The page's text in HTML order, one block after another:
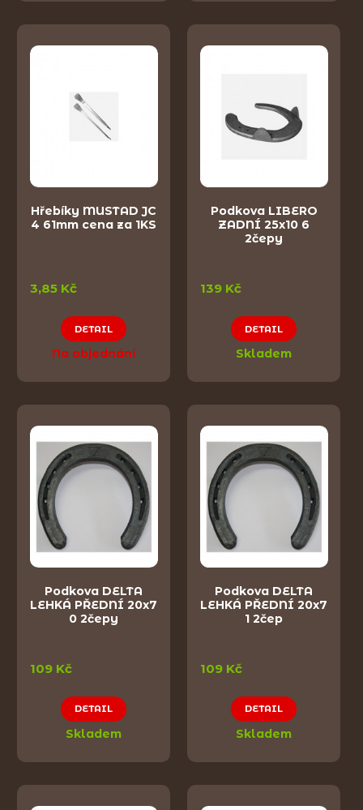
Hřebíky MUSTAD JC
4 61mm cena za 1KS
3,85 Kč
DETAIL
Na objednání
Podkova LIBERO
ZADNÍ 25x10 6
2čepy
139 Kč
DETAIL
Skladem
Podkova DELTA
LEHKÁ PŘEDNÍ 20x7
0 2čepy
109 Kč
DETAIL
Skladem
Podkova DELTA
LEHKÁ PŘEDNÍ 20x7
1 2čep
109 Kč
DETAIL
Skladem